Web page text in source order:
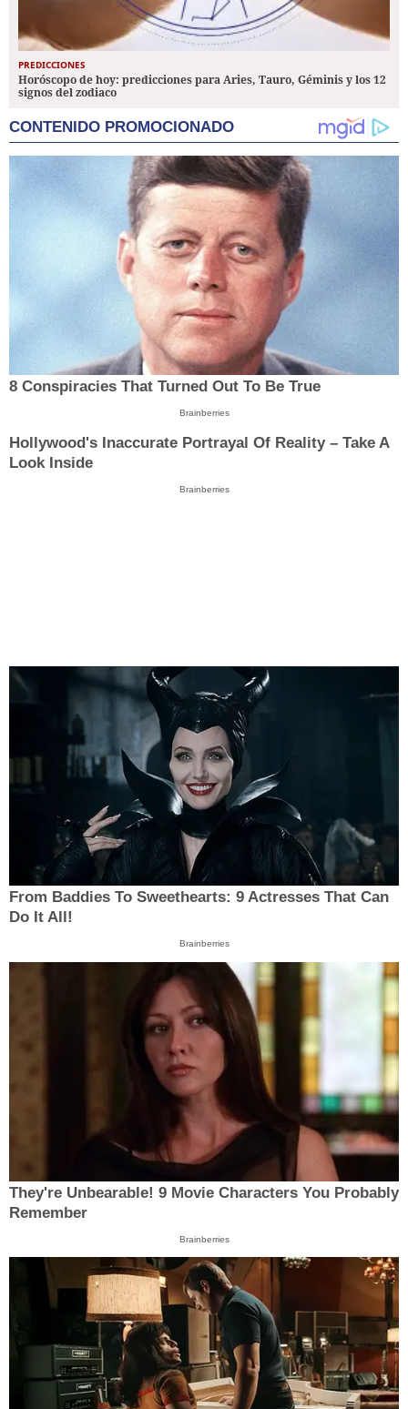
PREDICCIONES
Horóscopo de hoy: predicciones para Aries, Tauro, Géminis y los 12
signos del zodiaco
CONTENIDO PROMOCIONADO
8 Conspiracies That Turned Out To Be True
Brainberries
Hollywood's Inaccurate Portrayal Of Reality – Take A
Look Inside
Brainberries
From Baddies To Sweethearts: 9 Actresses That Can
Do It All!
Brainberries
They're Unbearable! 9 Movie Characters You Probably
Remember
Brainberries